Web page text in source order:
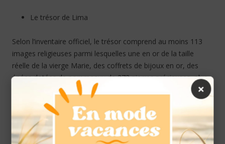
Le trésor de Lima
Selon l’inventaire officiel, le trésor comprend au moins 113
images religieuses parmi lesquelles une en or de la taille
réelle de la vierge Marie, des coffrets de bijoux en or, des
épées dotées de pommeaux de 273 pierres précieuses, plus
de 1000 diamants, couronnes en or pur, 150 calices et 100
barres d’or et d’argent.
Les Espagnols ont chargé le trésor sur le navire « María
Querida » en 1823 dans les derniers jours de la domination
×